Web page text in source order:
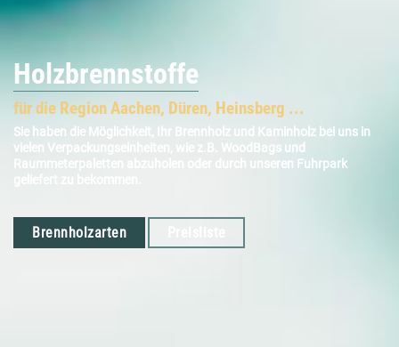
Holzbrennstoffe
für die Region Aachen, Düren, Heinsberg ...
Sie haben die Möglichkeit, Ihr Brennholz und Kaminholz bei uns in
vielen Verpackungseinheiten, wie z.B. WoodBags und
Raummeterpaletten abzuholen oder durch unseren Fuhrpark
Brennholzarten